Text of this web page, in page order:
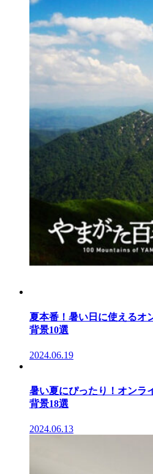
夏本番！暑い日に使えるオ
背景10選
2024.06.19
暑い夏にぴったり！オンラ
背景18選
2024.06.13